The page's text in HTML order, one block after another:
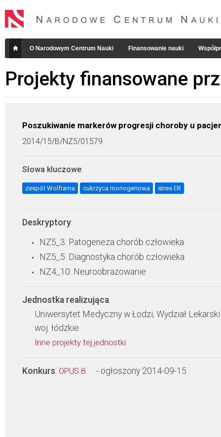
O Narodowym Centrum Nauki Finansowanie nauki
Projekty finansowane
Poszukiwanie markerów progresji choroby u
2014/15/B/NZ5/01579
Słowa kluczowe:
zespół Wolframa cukrzyca monogenowa stres ER
Deskryptory:
NZ5_3: Patogeneza chorób człowieka
NZ5_5: Diagnostyka chorób człowieka
NZ4_10: Neuroobrazowanie
Jednostka realizująca:
Uniwersytet Medyczny w Łodzi, Wydział Lekarski
woj. łódzkie
Inne projekty tej jednostki
Konkurs: OPUS 8 - ogłoszony 2014-09-15